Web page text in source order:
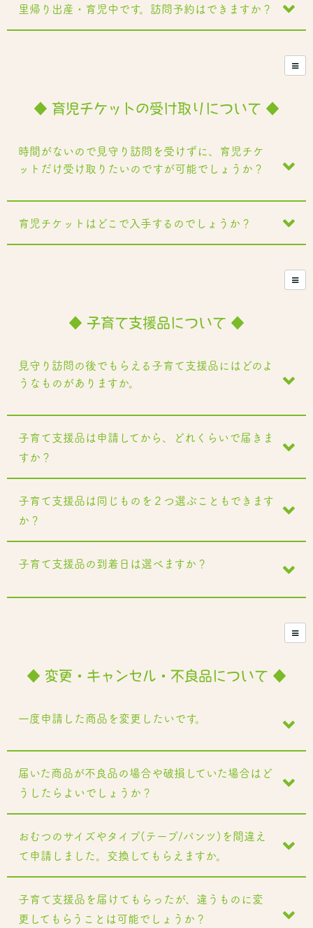
里帰り出産・育児中です。訪問予約はできますか？
◆ 育児チケットの受け取りについて ◆
時間がないので見守り訪問を受けずに、育児チケ
ットだけ受け取りたいのですが可能でしょうか？
育児チケットはどこで入手するのでしょうか？
◆ 子育て支援品について ◆
見守り訪問の後でもらえる子育て支援品にはどのよ
うなものがありますか。
子育て支援品は申請してから、どれくらいで届きま
すか？
子育て支援品は同じものを２つ選ぶこともできます
か？
子育て支援品の到着日は選べますか？
◆ 変更・キャンセル・不良品について ◆
一度申請した商品を変更したいです。
届いた商品が不良品の場合や破損していた場合はど
うしたらよいでしょうか？
おむつのサイズやタイプ(テープ/パンツ)を間違え
て申請しました。交換してもらえますか。
子育て支援品を届けてもらったが、違うものに変
更してもらうことは可能でしょうか？